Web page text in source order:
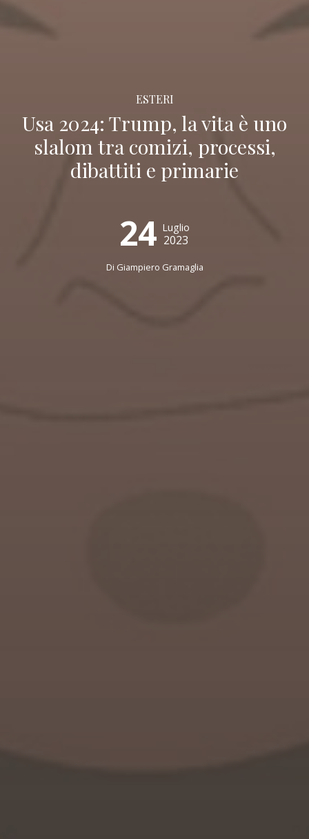
ESTERI
Usa 2024: Trump, la vita è uno
slalom tra comizi, processi,
dibattiti e primarie
24 Luglio
2023
Di Giampiero Gramaglia